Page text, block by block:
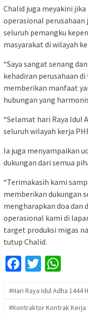
Chalid juga meyakini
operasional
seluruh pemangku
masyarakat di wilayah
“Saya sangat senang
kehadiran perusahaan
memberikan manfaat
hubungan yang
“Selamat hari Raya Idul
seluruh wilayah kerja
Ia juga menyampaikan
dukungan dari semua
“Terimakasih kami
memberikan dukungan
mengharapkan doa dan
operasional kami di
target produksi migas
tutup Chalid.
Facebook
Twitter
#Hari Raya Idul Adha 1444 H
#Kontraktor Kontrak Kerja